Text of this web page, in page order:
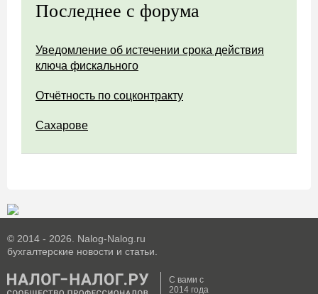
Последнее с форума
Уведомление об истечении срока действия
ключа фискального
Отчётность по соцконтракту
Сахарове
© 2014 - 2026. Nalog-Nalog.ru
бухгалтерские новости и статьи.
С вами с
2014 года